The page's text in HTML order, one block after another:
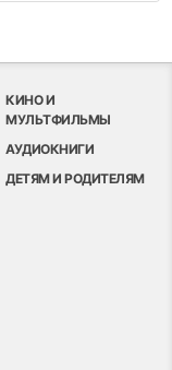
КИНО И
МУЛЬТФИЛЬМЫ
АУДИОКНИГИ
ДЕТЯМ И РОДИТЕЛЯМ